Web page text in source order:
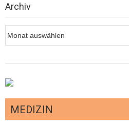
Archiv
MEDIZIN